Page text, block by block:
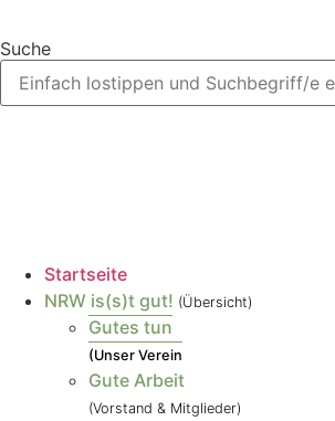
Suche
Startseite
NRW is(s)t gut! (Übersicht)
Gutes tun
(Unser Verein
Gute Arbeit
(Vorstand & Mitglieder)